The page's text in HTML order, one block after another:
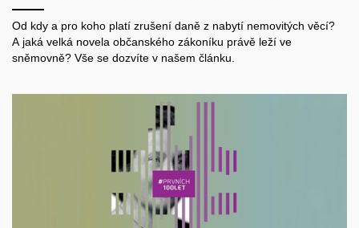
Od kdy a pro koho platí zrušení daně z nabytí nemovitých věcí?
A jaká velká novela občanského zákoníku právě leží ve
sněmovně? Vše se dozvíte v našem článku.